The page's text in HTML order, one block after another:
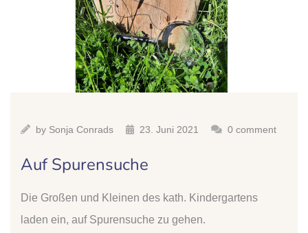
by Sonja Conrads 23. Juni 2021 0 comment
Auf Spurensuche
Die Großen und Kleinen des kath. Kindergartens
laden ein, auf Spurensuche zu gehen.